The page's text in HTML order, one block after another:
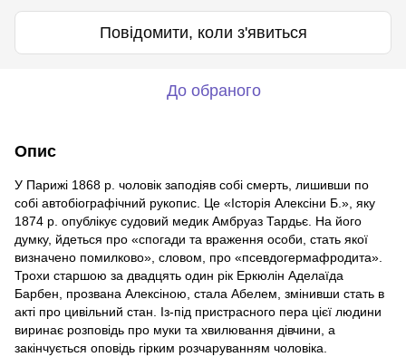
Повідомити, коли з'явиться
До обраного
Опис
У Парижі 1868 р. чоловік заподіяв собі смерть, лишивши по
собі автобіографічний рукопис. Це «Історія Алексіни Б.», яку
1874 р. опублікує судовий медик Амбруаз Тардьє. На його
думку, йдеться про «спогади та враження особи, стать якої
визначено помилково», словом, про «псевдогермафродита».
Трохи старшою за двадцять один рік Еркюлін Аделаїда
Барбен, прозвана Алексіною, стала Абелем, змінивши стать в
акті про цивільний стан. Із-під пристрасного пера цієї людини
виринає розповідь про муки та хвилювання дівчини, а
закінчується оповідь гірким розчаруванням чоловіка.